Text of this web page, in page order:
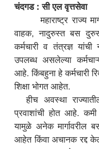
चंदगड : सी एल वृत्तसेवा
महाराष्ट्र राज्य
वाहक, नादुरुस्त बस
कर्मचारी व तंत्रज्ञ
उपलब्ध असलेल्या
आहे. किंबहुना हे कर्मचारी
शिक्षा भोगत आहेत.
हीच अवस्था
प्रवाशांची होत आहे.
यामुळे अनेक मार्गावरील
आहेत किंवा अचानक रद्द